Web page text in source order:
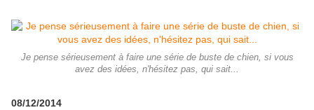
Je pense sérieusement à faire une série de buste de chien, si vous
avez des idées, n'hésitez pas, qui sait...
08/12/2014